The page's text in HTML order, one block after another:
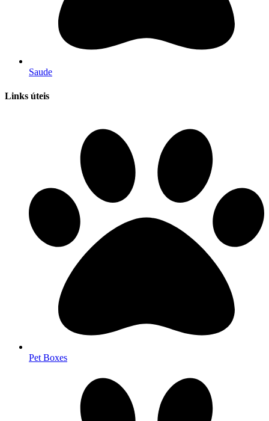
Saude
Links úteis
Pet Boxes